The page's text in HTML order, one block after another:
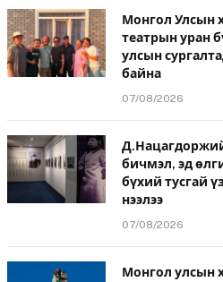
Монгол Улсын
театрын уран
улсын
байна
07/08/2026
бичмэл, эд
бүхий тусгай
нээлээ
07/08/2026
Монгол улсын